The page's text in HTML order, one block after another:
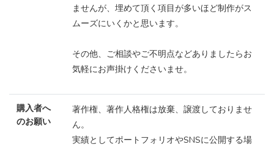
ませんが、埋めて頂く項目が多いほど制作がス
ムーズにいくかと思います。
その他、ご相談やご不明点などありましたらお
気軽にお声掛けくださいませ。
購入者へ
のお願い
著作権、著作人格権は放棄、譲渡しておりませ
ん。
実績としてポートフォリオやSNSに公開する場